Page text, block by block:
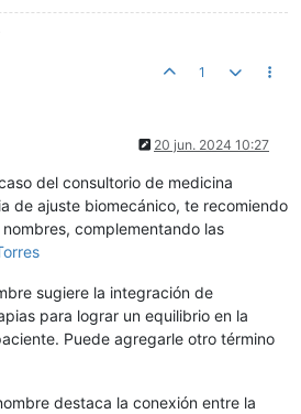
1
20 jun. 2024 10:27
del consultorio de medicina
de ajuste biomecánico, te recomiendo
complementando las
sugiere la integración de
para lograr un equilibrio en la
Puede agregarle otro término
destaca la conexión entre la